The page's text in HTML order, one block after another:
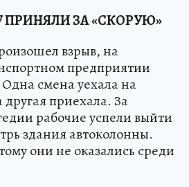
ЗА «СКОРУЮ»
взрыв, на
предприятии
смена уехала на
другая приехала. За
рабочие успели выйти
здания автоколонны.
они не оказались среди